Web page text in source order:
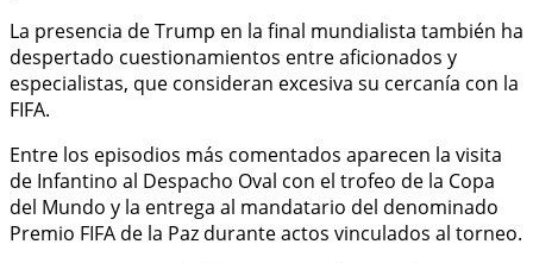
La presencia de Trump en la final mundialista también ha
despertado cuestionamientos entre aficionados y
especialistas, que consideran excesiva su cercanía con la
FIFA.
Entre los episodios más comentados aparecen la visita
de Infantino al Despacho Oval con el trofeo de la Copa
del Mundo y la entrega al mandatario del denominado
Premio FIFA de la Paz durante actos vinculados al torneo.